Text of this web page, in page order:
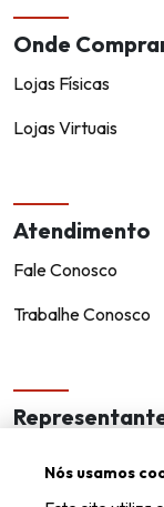
Onde
Lojas Físicas
Lojas Virtuais
Atendimento
Fale Conosco
Trabalhe Conosco
Seja um
Nós usamos